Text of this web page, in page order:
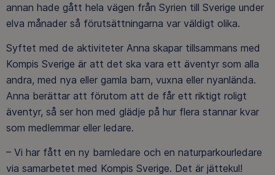
annan hade gått hela vägen från Syrien till Sverige under
elva månader så förutsättningarna var väldigt olika.
Syftet med de aktiviteter Anna skapar tillsammans med
Kompis Sverige är att det ska vara ett äventyr som alla
andra, med nya eller gamla barn, vuxna eller nyanlända.
Anna berättar att förutom att de får ett riktigt roligt
äventyr, så ser hon med glädje på hur flera stannar kvar
som medlemmar eller ledare.
– Vi har fått en ny barnledare och en naturparkourledare
via samarbetet med Kompis Sverige. Det är jättekul!